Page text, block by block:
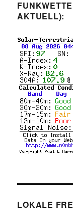
AKTUELL):
LOKALE